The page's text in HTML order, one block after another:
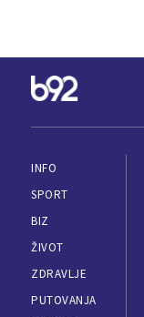
INFO
SPORT
BIZ
ŽIVOT
ZDRAVLJE
PUTOVANJA